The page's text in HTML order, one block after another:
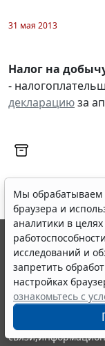
31 мая 2013
Налог на
-
декларациюза
Мы обрабатываем
браузера и
аналитики в
исследований и
запретить
настройках
ознакомьтесь с
© ООО "НПП
выпускается с
являются
информации
Портал ГАРАНТ.РУ
издания